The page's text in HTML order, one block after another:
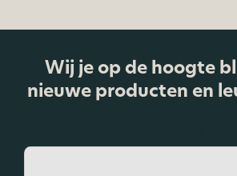
Wij je op de hoogte
nieuwe producten en